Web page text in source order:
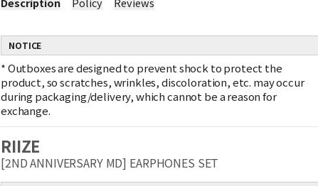
NOTICE
*Outboxes are designed to prevent shock to protect the
product, so scratches, wrinkles, discoloration, etc. may occur
during packaging/delivery, which cannot be a reason for
exchange.
RIIZE
[2ND ANNIVERSARY MD] EARPHONES SET